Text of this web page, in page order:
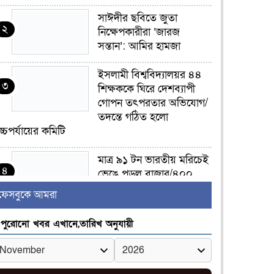
২
সাঈদীর ছবিতে জুতা
নিক্ষেপকারীরা ‘জারজ
সন্তান’: আমির হামজা
৩
ইসলামী বিশ্ববিদ্যালয়র ৪৪
শিক্ষককে ঘিরে দেশব্যাপী
গোপন তৎপরতার অভিযোগ/
তদন্তে গঠিত হলো
কমিটি
৪
মাত্র ৯১ টন ভারতীয় মরিচেই
ভেঙে পড়ল বাজার/৪০০
৫
জুলাই আন্দোলন ছিল
সম্মিলিত, লক্ষ্য হওয়া উচিত
ঐক্য ও রাষ্ট্রগঠন
আমরা
পুরোনো খবর এখানে,তারিখ অনুযায়ী